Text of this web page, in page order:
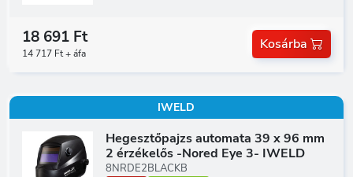
18 691 Ft
14 717 Ft + áfa
Kosárba
IWELD
Hegesztőpajzs automata 39 x 96 mm
2 érzékelős -Nored Eye 3- IWELD
8NRDE2BLACKB